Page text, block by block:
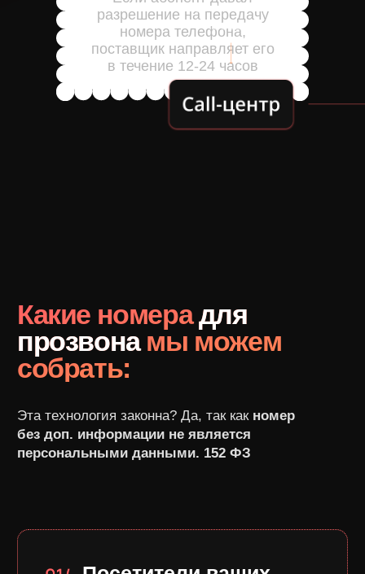
разрешение на передачу
номера телефона,
поставщик направляет его
в течение 12-24 часов
сайтов
Делаем дополнительное касание
в виде звонка тем, кто был на
вашем сайте, но по какой-то
причине не оставил заявку, и
выявляем у них потребность в
Входящие/исходящие
конкурентов
а уже звонила по номеру телефона
отдела продаж
рассылок